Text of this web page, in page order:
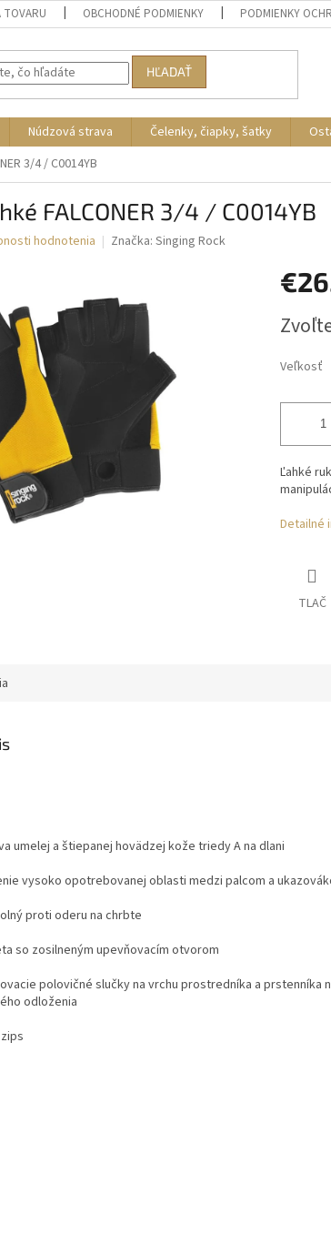
TOVARU OBCHODNÉ PODMIENKY PODMIENKY
HĽADAŤ
Núdzová strava Čelenky, čiapky, šatky
3/4 / C0014YB
FALCONER 3/4 / C0014YB
hodnotenia Značka: Singing Rock
cena:
Veľkosť
Ľahké
Detailné
TLAČ
umelej a štiepanej hovädzej kože triedy A na dlani
vysoko opotrebovanej oblasti medzi palcom a
proti oderu na chrbte
so zosilneným upevňovacím otvorom
polovičné slučky na vrchu prostredníka a prstenníka
odloženia